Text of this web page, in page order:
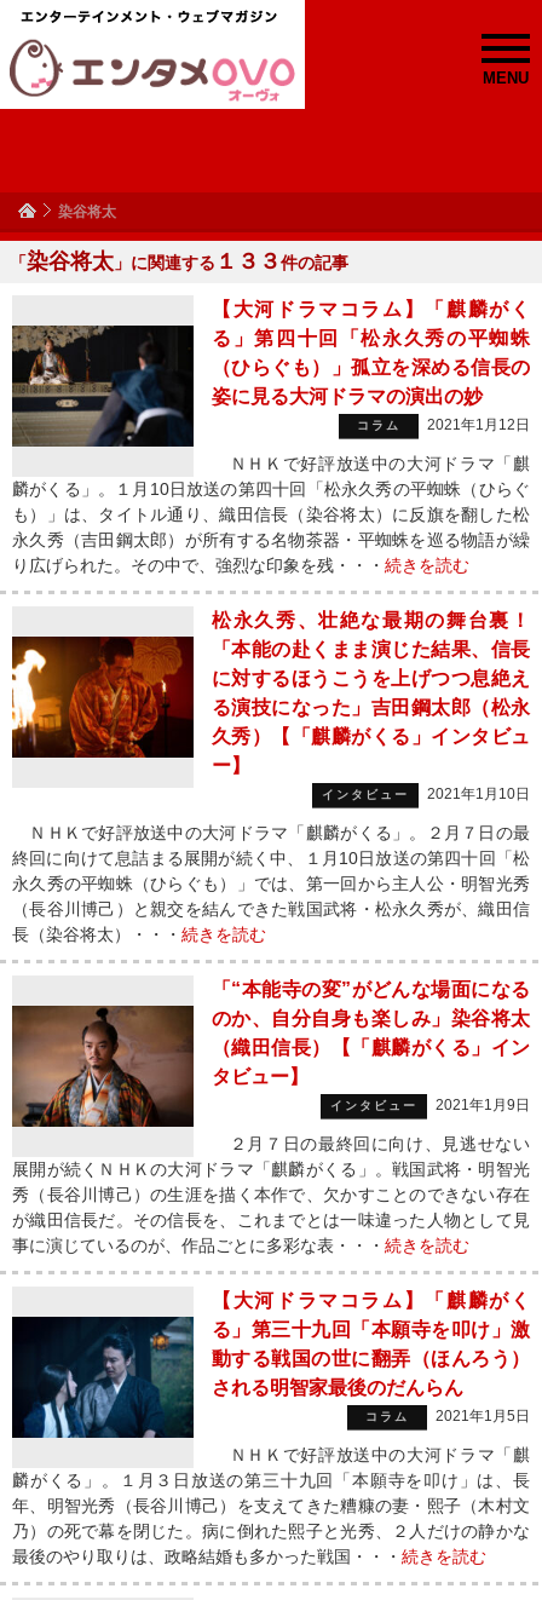
MENU
染谷将太
「染谷将太 」に関連する １３３件の記事
【大河ドラマコラム】「麒麟がく
る」第四十回「松永久秀の平蜘蛛
（ひらぐも）」孤立を深める信長の
姿に見る大河ドラマの演出の妙
コラム 2021年1月12日
ＮＨＫで好評放送中の大河ドラマ「麒
麟がくる」。１月10日放送の第四十回「松永久秀の平蜘蛛（ひらぐ
も）」は、タイトル通り、織田信長（染谷将太）に反旗を翻した松
永久秀（吉田鋼太郎）が所有する名物茶器・平蜘蛛を巡る物語が繰
り広げられた。その中で、強烈な印象を残・・・ 続きを読む
松永久秀、壮絶な最期の舞台裏！
「本能の赴くまま演じた結果、信長
に対するほうこうを上げつつ息絶え
る演技になった」吉田鋼太郎（松永
久秀）【「麒麟がくる」インタビュ
ー】
インタビュー 2021年1月10日
ＮＨＫで好評放送中の大河ドラマ「麒麟がくる」。２月７日の最
終回に向けて息詰まる展開が続く中、１月10日放送の第四十回「松
永久秀の平蜘蛛（ひらぐも）」では、第一回から主人公・明智光秀
（長谷川博己）と親交を結んできた戦国武将・松永久秀が、織田信
長（染谷将太）・・・ 続きを読む
「“本能寺の変”がどんな場面になる
のか、自分自身も楽しみ」染谷将太
（織田信長）【「麒麟がくる」イン
タビュー】
インタビュー 2021年1月9日
２月７日の最終回に向け、見逃せない
展開が続くＮＨＫの大河ドラマ「麒麟がくる」。戦国武将・明智光
秀（長谷川博己）の生涯を描く本作で、欠かすことのできない存在
が織田信長だ。その信長を、これまでとは一味違った人物として見
事に演じているのが、作品ごとに多彩な表・・・ 続きを読む
【大河ドラマコラム】「麒麟がく
る」第三十九回「本願寺を叩け」激
動する戦国の世に翻弄（ほんろう）
される明智家最後のだんらん
コラム 2021年1月5日
ＮＨＫで好評放送中の大河ドラマ「麒
麟がくる」。１月３日放送の第三十九回「本願寺を叩け」は、長
年、明智光秀（長谷川博己）を支えてきた糟糠の妻・熙子（木村文
乃）の死で幕を閉じた。病に倒れた熙子と光秀、２人だけの静かな
最後のやり取りは、政略結婚も多かった戦国・・・ 続きを読む